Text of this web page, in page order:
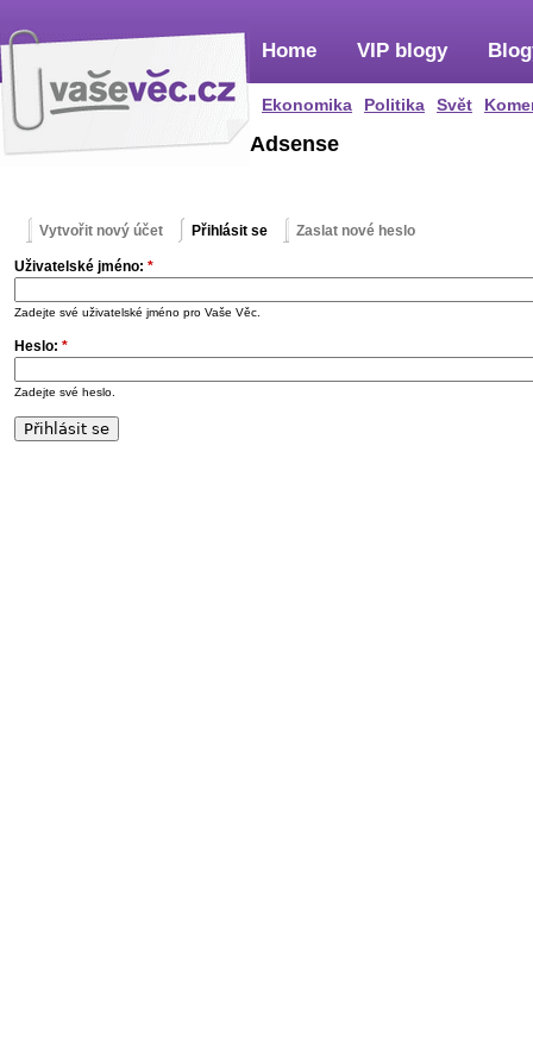
Home
Ekonomika Politika Svět
VIP blogy
Adsense
Vytvořit nový účet Přihlásit se Zaslat nové heslo
Uživatelské jméno: *
Zadejte své uživatelské jméno pro Vaše Věc.
Heslo: *
Zadejte své heslo.